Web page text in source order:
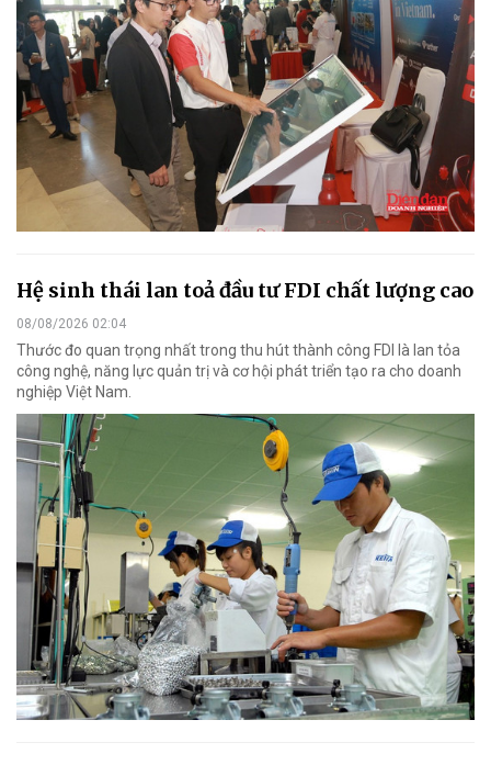
Hệ sinh thái lan toả đầu tư FDI chất lượng cao
08/08/2026 02:04
Thước đo quan trọng nhất trong thu hút thành công FDI là lan tỏa
công nghệ, năng lực quản trị và cơ hội phát triển tạo ra cho doanh
nghiệp Việt Nam.